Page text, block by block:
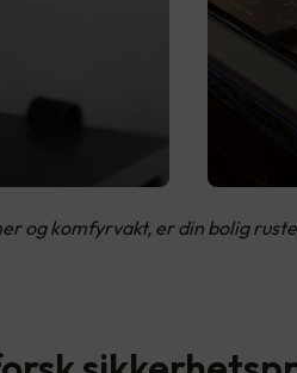
og komfyrvakt, er din bolig